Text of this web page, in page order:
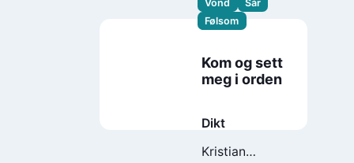
Vond
Sår
Følsom
Kom og sett
meg i orden
Dikt
Kristian